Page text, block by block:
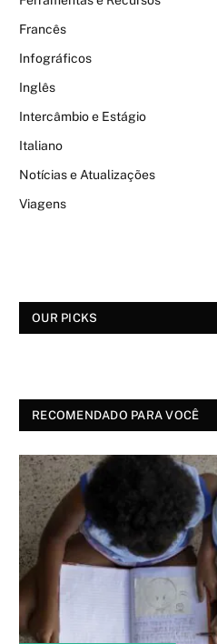
Francês
Infográficos
Inglês
Intercâmbio e Estágio
Italiano
Notícias e Atualizações
Viagens
OUR PICKS
RECOMENDADO PARA VOCÊ